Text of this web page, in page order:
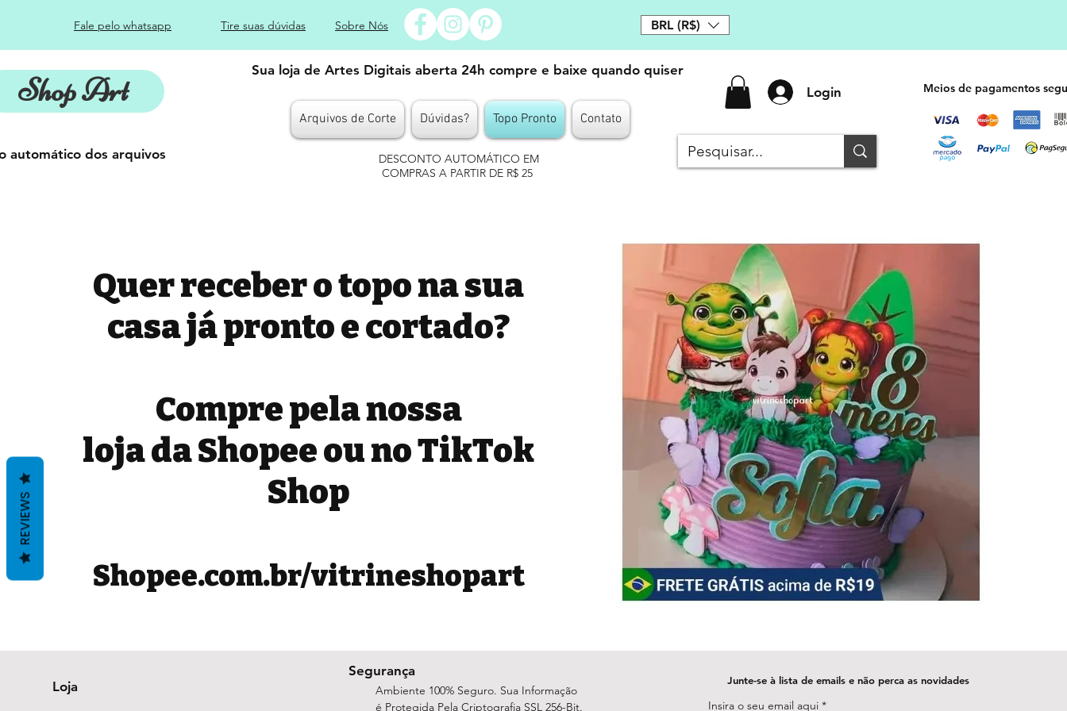
Fale pelo whatsapp Tire suas dúvidas Sobre Nós BRL (R$)
Shop Art
Sua loja de Artes Digitais aberta 24h compre e baixe quando quiser
Arquivos de Corte Dúvidas? Topo Pronto Contato
Login
automático dos arquivos
DESCONTO AUTOMÁTICO EM
COMPRAS A PARTIR DE R$ 25
Meios de pagamentos
Quer receber o topo na sua
casa já pronto e cortado?
Compre pela nossa
loja da Shopee ou no TikTok
Shop
Shopee.com.br/vitrineshopart
Loja
Segurança
Ambiente 100% Seguro. Sua Informação
é Protegida Pela Criptografia SSL 256-Bit.
Junte-se à lista de emails e não perca as novidades
Insira o seu email aqui
REVIEWS